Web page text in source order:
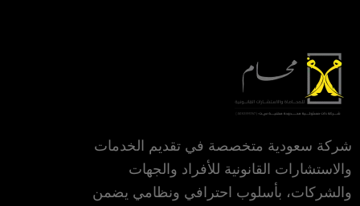
شركة سعودية متخصصة في تقديم الخدمات
والاستشارات القانونية للأفراد والجهات
والشركات، بأسلوب احترافي ونظامي يضمن